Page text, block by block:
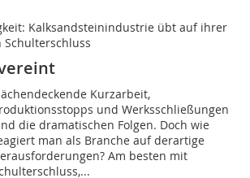
Kalksandsteinindustrie übt auf ihrer
Kurzarbeit,
und Werksschließungen
die dramatischen Folgen. Doch wie
man als Branche auf derartige
Am besten mit